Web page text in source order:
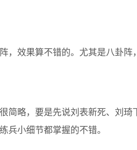
，效果算不错的。尤其是八卦阵
简略，要是先说刘表新死、刘
兵小细节都掌握的不错。